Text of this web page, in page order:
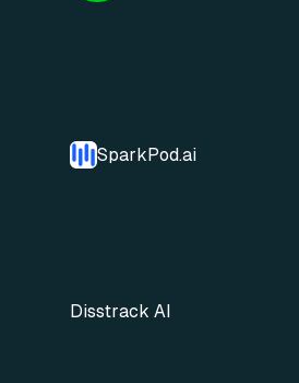
SparkPod.ai
Disstrack AI